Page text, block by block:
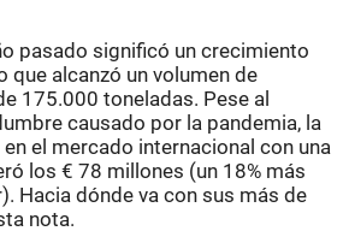
pasado significó un crecimiento
que alcanzó un volumen de
175.000 toneladas. Pese al
causado por la pandemia, la
el mercado internacional con una
los € 78 millones (un 18% más
Hacia dónde va con sus más de
nota.